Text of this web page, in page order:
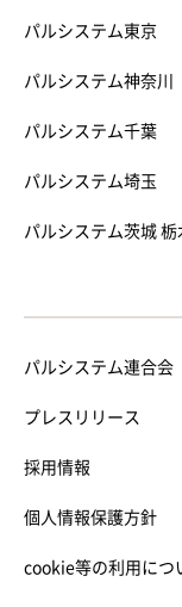
パルシステム東京
パルシステム神奈川
パルシステム千葉
パルシステム埼玉
パルシステム茨城 栃
パルシステム連合会
プレスリリース
採用情報
個人情報保護方針
cookie等の利用につ